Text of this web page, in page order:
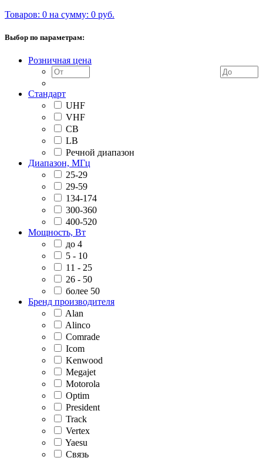
Товаров: 0 на сумму: 0 руб.
Выбор по параметрам:
Розничная цена
Стандарт
UHF
VHF
CB
LB
Речной диапазон
Диапазон, МГц
25-29
29-59
134-174
300-360
400-520
Мощность, Вт
до 4
5 - 10
11 - 25
26 - 50
более 50
Бренд производителя
Alan
Alinco
Comrade
Icom
Kenwood
Megajet
Motorola
Optim
President
Track
Vertex
Yaesu
Связь